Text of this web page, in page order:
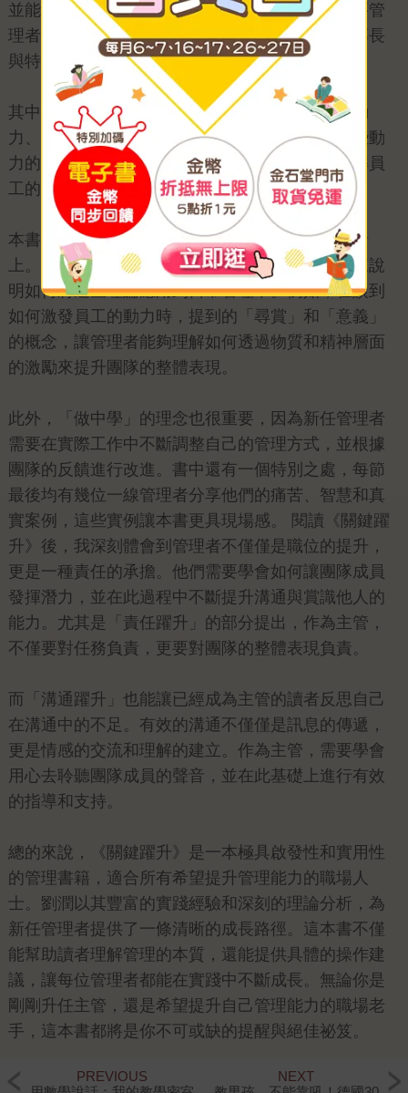
並能夠有效地培養和提升團隊成員的能力。這需要管
理者具備良好的溝通技巧，以及理解每位成員的專長
與特點，並根據這些特點進行合理的任務分配。
其中「動力系統」模型，將員工的動力分為防禦動
力、獲得動力、結伴動力和學習動力，並指出這些動
力的來源和特徵。這一模型幫助管理者更好地理解員
工的需求，從而制定出更有效的激勵措施。
本書的實用性展現在其具體的管理方法和案例分析
上。劉潤不僅提供了理論框架，還透過實際案例來說
明如何將這些理論應用到日常管理中。例如，在談到
如何激發員工的動力時，提到的「尋賞」和「意義」
的概念，讓管理者能夠理解如何透過物質和精神層面
的激勵來提升團隊的整體表現。
此外，「做中學」的理念也很重要，因為新任管理者
需要在實際工作中不斷調整自己的管理方式，並根據
團隊的反饋進行改進。書中還有一個特別之處，每節
最後均有幾位一線管理者分享他們的痛苦、智慧和真
實案例，這些實例讓本書更具現場感。 閱讀《關鍵躍
升》後，我深刻體會到管理者不僅僅是職位的提升，
更是一種責任的承擔。他們需要學會如何讓團隊成員
發揮潛力，並在此過程中不斷提升溝通與賞識他人的
能力。尤其是「責任躍升」的部分提出，作為主管，
不僅要對任務負責，更要對團隊的整體表現負責。
而「溝通躍升」也能讓已經成為主管的讀者反思自己
在溝通中的不足。有效的溝通不僅僅是訊息的傳遞，
更是情感的交流和理解的建立。作為主管，需要學會
用心去聆聽團隊成員的聲音，並在此基礎上進行有效
的指導和支持。
總的來說，《關鍵躍升》是一本極具啟發性和實用性
的管理書籍，適合所有希望提升管理能力的職場人
士。劉潤以其豐富的實踐經驗和深刻的理論分析，為
新任管理者提供了一條清晰的成長路徑。這本書不僅
能幫助讀者理解管理的本質，還能提供具體的操作建
議，讓每位管理者都能在實踐中不斷成長。無論你是
剛剛升任主管，還是希望提升自己管理能力的職場老
手，這本書都將是你不可或缺的提醒與絕佳祕笈。
PREVIOUS
NEXT